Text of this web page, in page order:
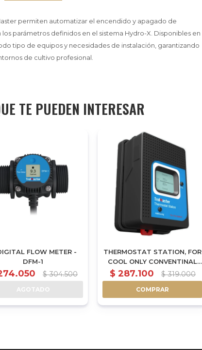
permiten automatizar el encendido y apagado de
parámetros definidos en el sistema Hydro-X. Disponibles en
tipo de equipos y necesidades de instalación, garantizando
de cultivo profesional.
TE PUEDEN INTERESAR
FLOW METER -
DFM-1
$ 304.500
AGOTADO
THERMOSTAT STATION, FOR
COOL ONLY CONVENTINAL
HVAC - TS-1
$ 287.100 $ 319.000
COMPRAR